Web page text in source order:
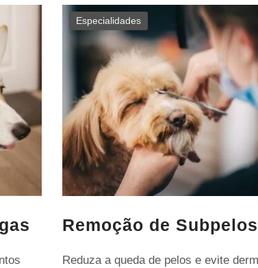
Especialidades
Remoção de Subpelos
Reduza a queda de pelos e evite